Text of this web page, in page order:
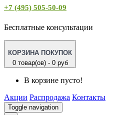
+7 (495) 505-50-09
Бесплатные консультации
КОРЗИНА ПОКУПОК
0 товар(ов) - 0 руб
В корзине пусто!
Акции Распродажа Контакты
Toggle navigation